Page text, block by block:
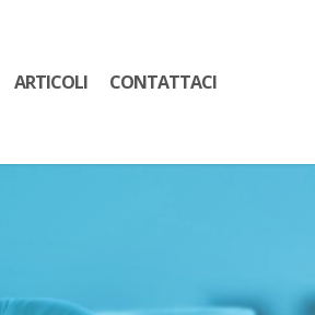
ARTICOLI CONTATTACI